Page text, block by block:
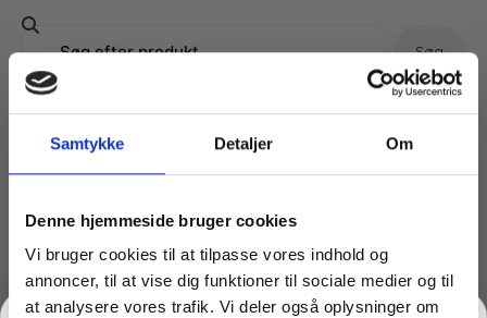
Samtykke Detaljer Om
Denne hjemmeside bruger cookies
Vi bruger cookies til at tilpasse vores indhold og
annoncer, til at vise dig funktioner til sociale medier og til
at analysere vores trafik. Vi deler også oplysninger om
Søg
Kategorier
Affaldshåndtering
Affaldsposer og sække
Desinfektion af overflader
Vis filtre
Viser 1 resultat